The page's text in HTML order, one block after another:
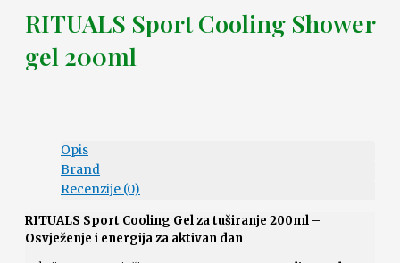
RITUALS Sport Cooling Shower
gel 200ml
Opis
Brand
Recenzije (0)
RITUALS Sport Cooling Gel za tuširanje 200ml –
Osvježenje i energija za aktivan dan